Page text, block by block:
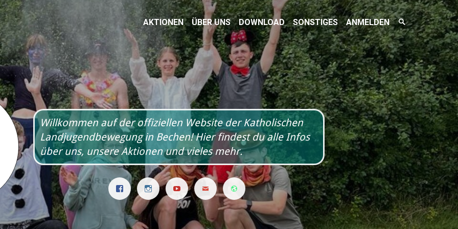
AKTIONEN ÜBER UNS DOWNLOAD SONSTIGES ANMELDEN
Suchfeld
umschalten
Willkommen auf der offiziellen Website der Katholischen
Landjugendbewegung in Bechen! Hier findest du alle Infos
über uns, unsere Aktionen und vieles mehr.
FacebookInstagramYouTubeMail WhatsApp